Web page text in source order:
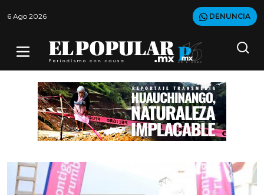
6 Ago 2026 DENUNCIA